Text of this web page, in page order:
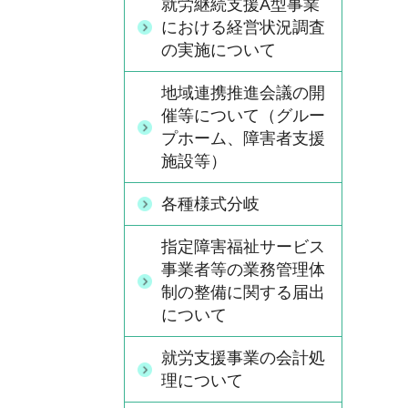
就労継続支援A型事業
における経営状況調査
の実施について
地域連携推進会議の開
催等について（グルー
プホーム、障害者支援
施設等）
各種様式分岐
指定障害福祉サービス
事業者等の業務管理体
制の整備に関する届出
について
就労支援事業の会計処
理について